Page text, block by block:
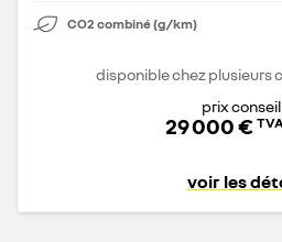
CO2 combiné (g/km)
disponible chez plusieurs
prix
29 000 €
voir les